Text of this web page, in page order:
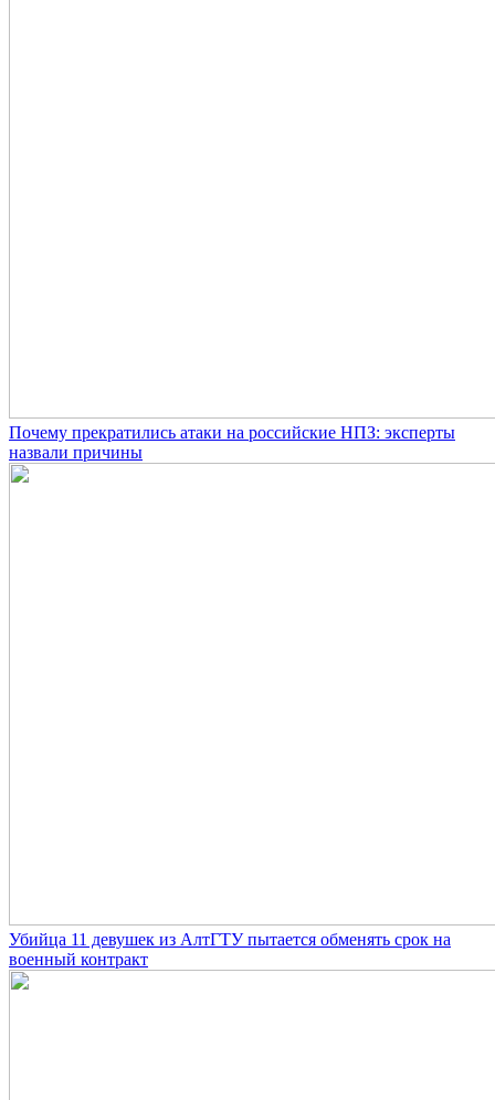
Почему прекратились атаки на российские НПЗ: эксперты
назвали причины
Убийца 11 девушек из АлтГТУ пытается обменять срок на
военный контракт